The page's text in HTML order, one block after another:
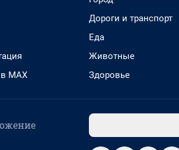
MAX
Дороги и транспорт
Еда
Животные
Здоровье